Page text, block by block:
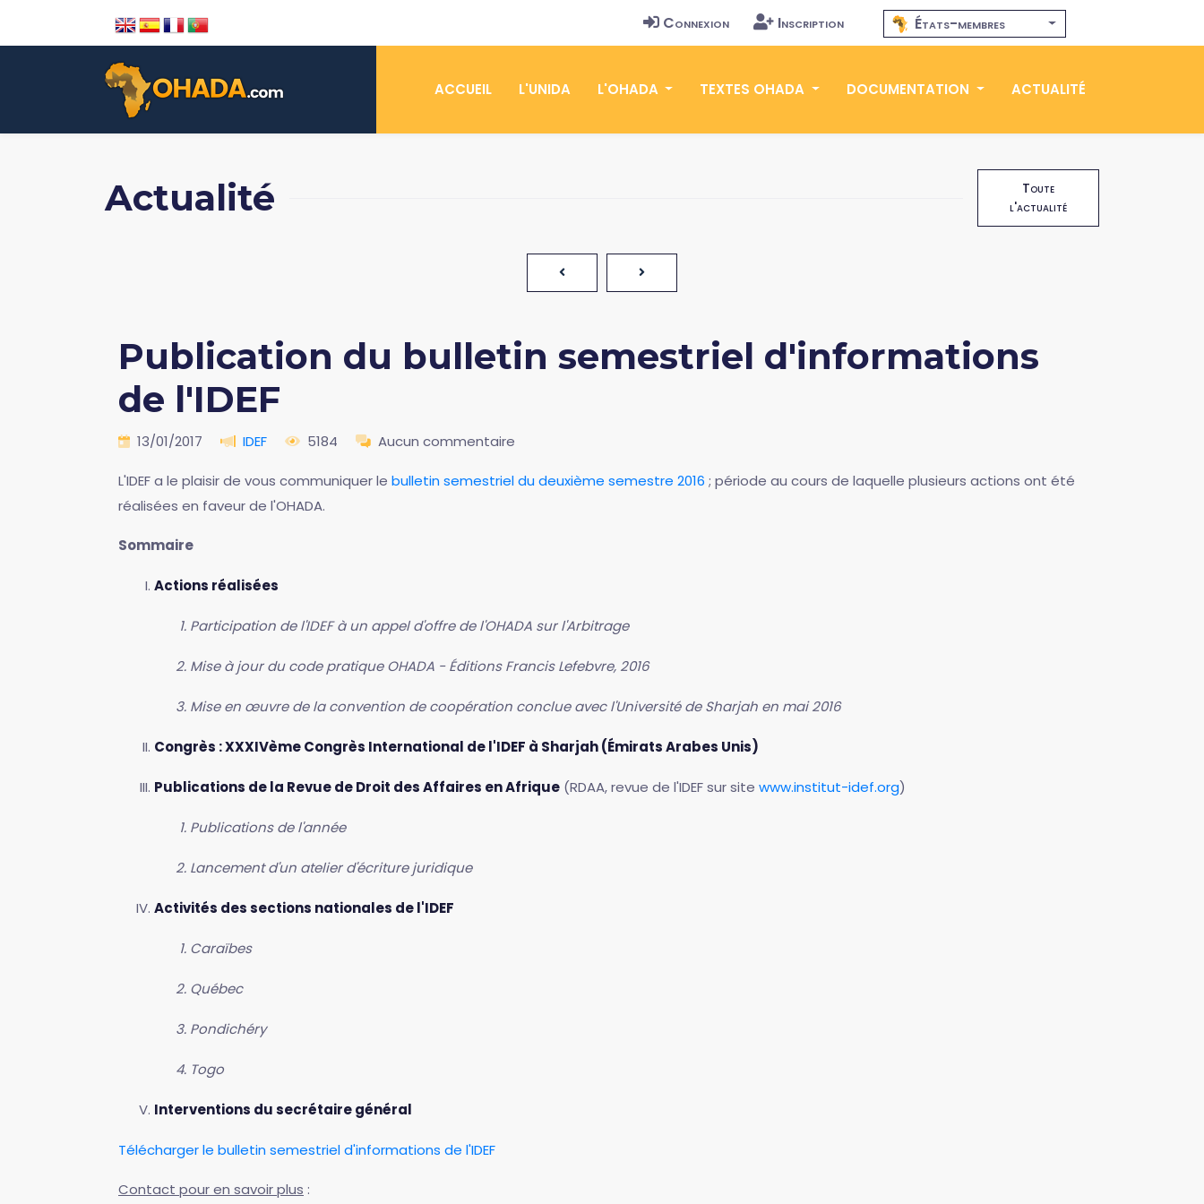
Connexion Inscription États-membres
ACCUEIL L'UNIDA L'OHADA TEXTES OHADA DOCUMENTATION ACTUALITÉ
Actualité
Toute
l'actualité
Publication du bulletin semestriel d'informations
de l'IDEF
13/01/2017 IDEF 5184 Aucun commentaire
L'IDEF a le plaisir de vous communiquer le bulletin semestriel du deuxième semestre 2016 ; période au cours de laquelle plusieurs actions ont été
réalisées en faveur de l'OHADA.
Sommaire
Actions réalisées
Participation de l'IDEF à un appel d'offre de l'OHADA sur l'Arbitrage
Mise à jour du code pratique OHADA - Éditions Francis Lefebvre, 2016
Mise en œuvre de la convention de coopération conclue avec l'Université de Sharjah en mai 2016
Congrès : XXXIVème Congrès International de l'IDEF à Sharjah (Émirats Arabes Unis)
Publications de la Revue de Droit des Affaires en Afrique (RDAA, revue de l'IDEF sur site www.institut-idef.org)
Publications de l'année
Lancement d'un atelier d'écriture juridique
Activités des sections nationales de l'IDEF
Caraïbes
Québec
Pondichéry
Togo
Interventions du secrétaire général
Télécharger le bulletin semestriel d'informations de l'IDEF
Contact pour en savoir plus :